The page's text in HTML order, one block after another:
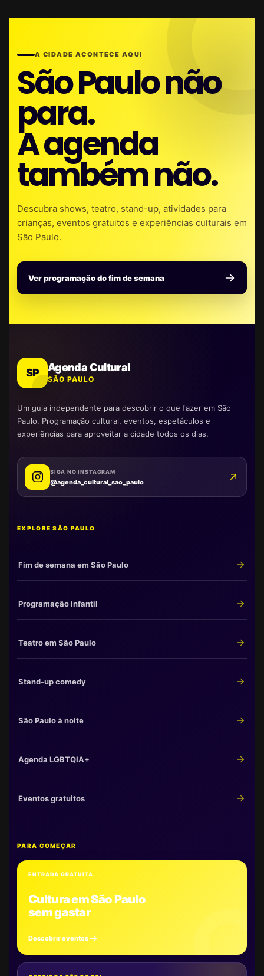
A CIDADE ACONTECE AQUI
São Paulo não
para.
A agenda
também não.
Descubra shows, teatro, stand-up, atividades para
crianças, eventos gratuitos e experiências culturais em
São Paulo.
Ver programação do fim de semana
SP Agenda Cultural
SÃO PAULO
Um guia independente para descobrir o que fazer em São
Paulo. Programação cultural, eventos, espetáculos e
experiências para aproveitar a cidade todos os dias.
SIGA NO INSTAGRAM
@agenda_cultural_sao_paulo
EXPLORE SÃO PAULO
Fim de semana em São Paulo
Programação infantil
Teatro em São Paulo
Stand-up comedy
São Paulo à noite
Agenda LGBTQIA+
Eventos gratuitos
PARA COMEÇAR
ENTRADA GRATUITA
Cultura em São Paulo
sem gastar
Descobrir eventos